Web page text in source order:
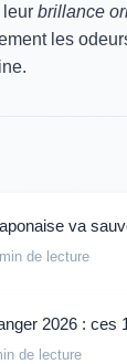
leur brillance
les
va
de lecture
2026 : ces
de lecture